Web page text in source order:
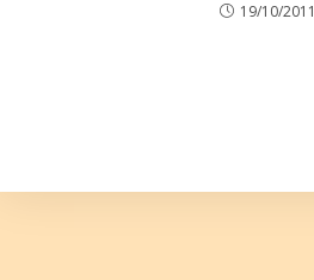
19/10/2011